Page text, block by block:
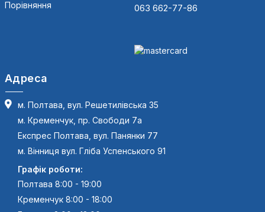
Порівняння
063 662-77-86
Адреса
м. Полтава, вул. Решетилівська 35
м. Кременчук, пр. Свободи 7а
Експрес Полтава, вул. Панянки 77
м. Вінниця вул. Гліба Успенського 91
Графік роботи:
Полтава 8:00 - 19:00
Кременчук 8:00 - 18:00